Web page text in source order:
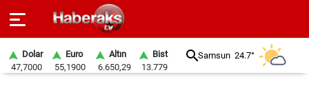
Dolar
47,7000
Euro
55,1900
Altın
6.650,29
Bist
13.779
Samsun 24.7°